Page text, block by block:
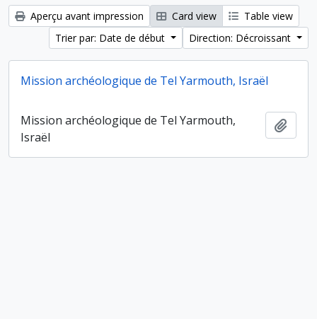
Aperçu avant impression Card view
Table view
Trier par: Date de début
Direction: Décroissant
Mission archéologique de Tel Yarmouth, Israël
Mission archéologique de Tel Yarmouth,
Israël